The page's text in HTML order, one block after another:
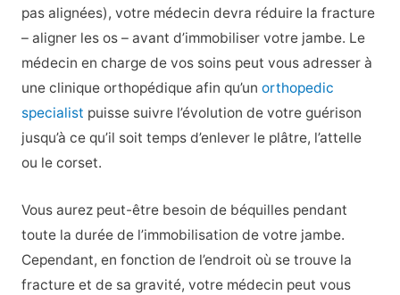
pas alignées), votre médecin devra réduire la fracture
– aligner les os – avant d’immobiliser votre jambe. Le
médecin en charge de vos soins peut vous adresser à
une clinique orthopédique afin qu’un orthopedic
specialist puisse suivre l’évolution de votre guérison
jusqu’à ce qu’il soit temps d’enlever le plâtre, l’attelle
ou le corset.
Vous aurez peut-être besoin de béquilles pendant
toute la durée de l’immobilisation de votre jambe.
Cependant, en fonction de l’endroit où se trouve la
fracture et de sa gravité, votre médecin peut vous